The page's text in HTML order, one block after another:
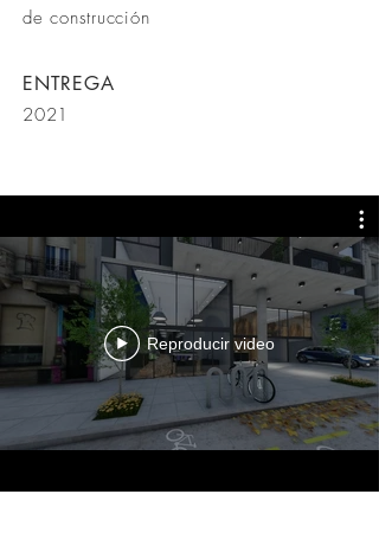
de construcción
ENTREGA
2021
Reproducir video